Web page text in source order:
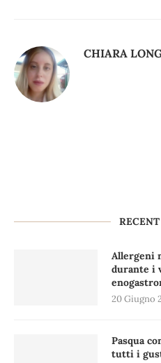
CHIARA
Allergeni
durante i
20 Giugno
Pasqua
tutti i